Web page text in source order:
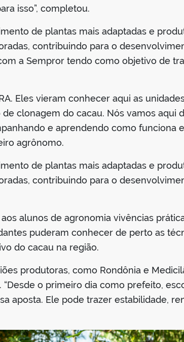
isso”, completou.
de plantas mais adaptadas e
contribuindo para o
a Sempror tendo como objetivo de
Eles vieram conhecer aqui as
clonagem do cacau. Nós vamos aqui
e aprendendo como funciona
agrônomo.
de plantas mais adaptadas e
contribuindo para o
alunos de agronomia vivências
puderam conhecer de perto as
do cacau na região.
produtoras, como Rondônia e
o primeiro dia como prefeito,
aposta. Ele pode trazer estabilidade,